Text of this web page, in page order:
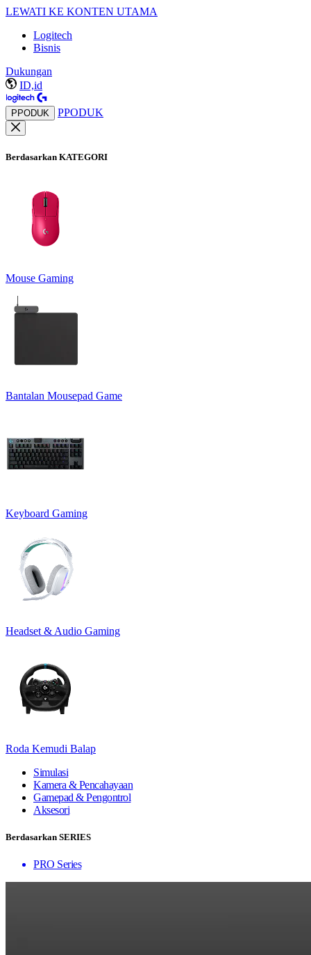
LEWATI KE KONTEN UTAMA
Logitech
Bisnis
Dukungan
ID,id
PPODUK PPODUK
Berdasarkan KATEGORI
Mouse Gaming
Bantalan Mousepad Game
Keyboard Gaming
Headset & Audio Gaming
Roda Kemudi Balap
Simulasi
Kamera & Pencahayaan
Gamepad & Pengontrol
Aksesori
Berdasarkan SERIES
PRO Series